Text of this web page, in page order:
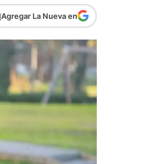
Agregar La Nueva en